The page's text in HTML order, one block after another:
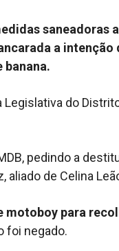
saneadoras
a intenção
banana.
do
pedindo a
aliado de Celina
motoboy para
foi negado.